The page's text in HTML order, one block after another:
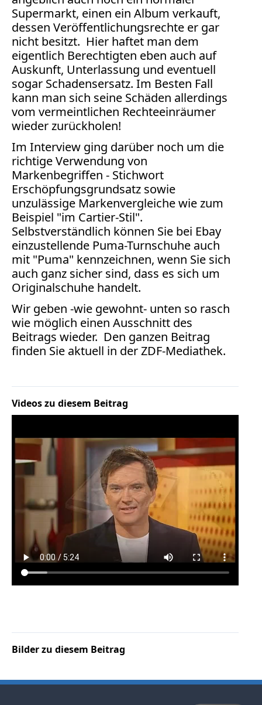
Supermarkt, einen ein Album verkauft,
dessen Veröffentlichungsrechte er gar
nicht besitzt. Hier haftet man dem
eigentlich Berechtigten eben auch auf
Auskunft, Unterlassung und eventuell
sogar Schadensersatz. Im Besten Fall
kann man sich seine Schäden allerdings
vom vermeintlichen Rechteeinräumer
wieder zurückholen!
Im Interview ging darüber noch um die
richtige Verwendung von
Markenbegriffen - Stichwort
Erschöpfungsgrundsatz sowie
unzulässige Markenvergleiche wie zum
Beispiel "im Cartier-Stil".
Selbstverständlich können Sie bei Ebay
einzustellende Puma-Turnschuhe auch
mit "Puma" kennzeichnen, wenn Sie sich
auch ganz sicher sind, dass es sich um
Originalschuhe handelt.
Wir geben -wie gewohnt- unten so rasch
wie möglich einen Ausschnitt des
Beitrags wieder. Den ganzen Beitrag
finden Sie aktuell in derZDF-Mediathek.
Videos zu diesem Beitrag
Bilder zu diesem Beitrag